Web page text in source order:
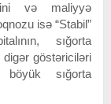
və maliyyə
isə “Stabil”
sığorta
digər göstəriciləri
sığorta